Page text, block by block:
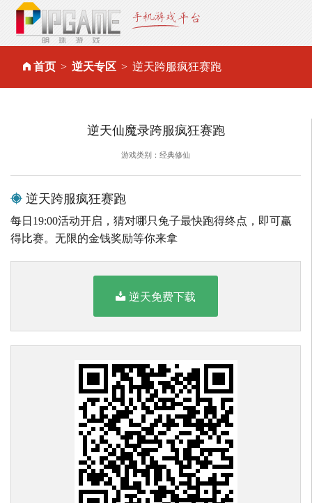
首页 逆天专区 逆天跨服疯狂赛跑
逆天仙魔录跨服疯狂赛跑
游戏类别：经典修仙
逆天跨服疯狂赛跑
每日19:00活动开启，猜对哪只兔子最快跑得终点，即可赢
得比赛。无限的金钱奖励等你来拿
逆天免费下载